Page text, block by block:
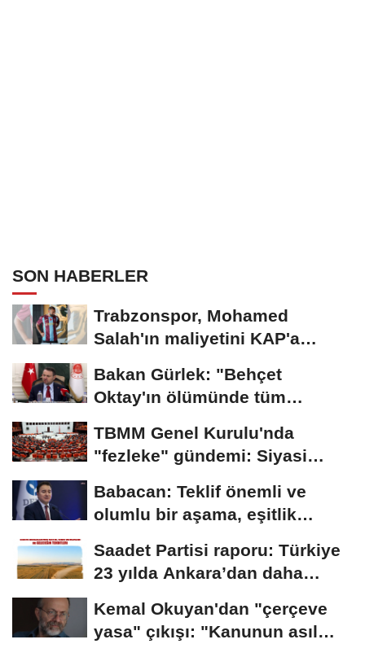
SON HABERLER
Trabzonspor, Mohamed
Salah'ın maliyetini KAP'a
Bakan Gürlek: "Behçet
Oktay'ın ölümünde tüm
TBMM Genel Kurulu'nda
"fezleke" gündemi: Siyasi
Babacan: Teklif önemli ve
olumlu bir aşama, eşitlik
Saadet Partisi raporu: Türkiye
23 yılda Ankara’dan daha
Kemal Okuyan'dan "çerçeve
yasa" çıkışı: "Kanunun asıl